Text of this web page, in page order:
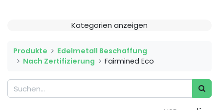
Kategorien anzeigen
Produkte
Edelmetall Beschaffung
Nach Zertifizierung
Fairmined Eco